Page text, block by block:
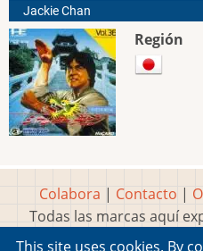
Jackie Chan
Región
Colabora | Contacto |
Todas las marcas aquí
respectivos y
This site uses cookies. By